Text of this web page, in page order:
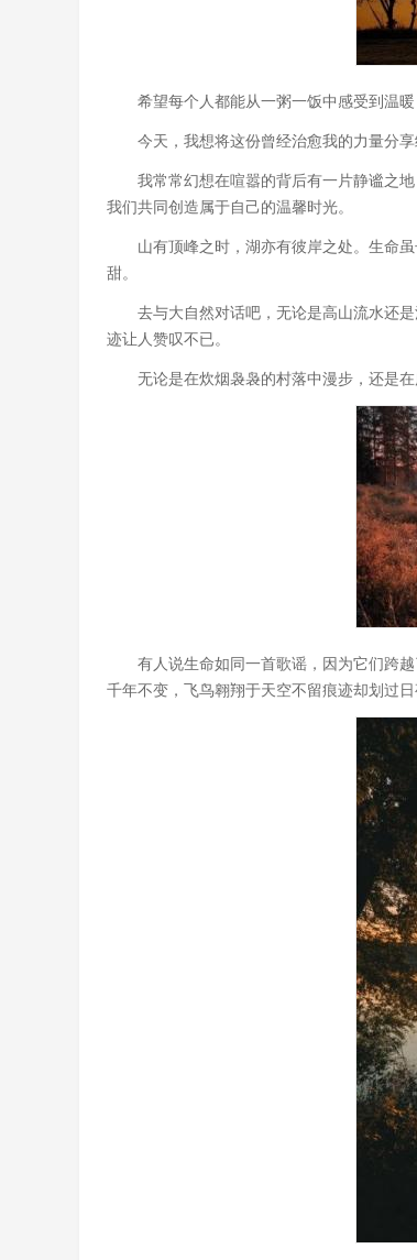
希望每个人都能从一粥一饭中感受到温
今天，我想将这份曾经治愈我的力量分
我常常幻想在喧嚣的背后有一片静谧之
我们共同创造属于自己的温馨时光。
山有顶峰之时，湖亦有彼岸之处。生命
甜。
去与大自然对话吧，无论是高山流水还
迹让人赞叹不已。
无论是在炊烟袅袅的村落中漫步，还是
有人说生命如同一首歌谣，因为它们跨
千年不变，飞鸟翱翔于天空不留痕迹却划过